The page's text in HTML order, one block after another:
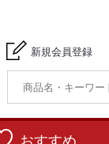
新規会員登録
おすすめ